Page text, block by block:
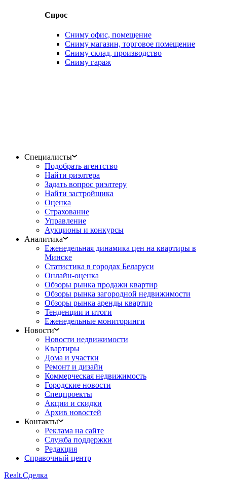
Спрос
Сниму офис, помещение
Сниму магазин, торговое помещение
Сниму склад, производство
Сниму гараж
Специалисты
Подобрать агентство
Найти риэлтера
Задать вопрос риэлтеру
Найти застройщика
Оценка
Страхование
Управление
Аукционы и конкурсы
Аналитика
Еженедельная динамика цен на квартиры в
Минске
Статистика в городах Беларуси
Онлайн-оценка
Обзоры рынка продажи квартир
Обзоры рынка загородной недвижимости
Обзоры рынка аренды квартир
Тенденции и итоги
Еженедельные мониторинги
Новости
Новости недвижимости
Квартиры
Дома и участки
Ремонт и дизайн
Коммерческая недвижимость
Городские новости
Спецпроекты
Акции и скидки
Архив новостей
Контакты
Реклама на сайте
Служба поддержки
Редакция
Справочный центр
Realt.Сделка